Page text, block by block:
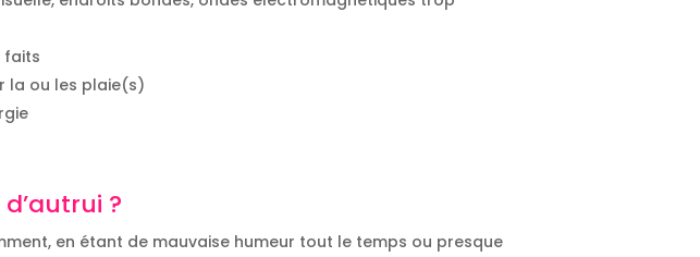
faits
la ou les plaie(s)
?
en étant de mauvaise humeur tout le temps ou presque